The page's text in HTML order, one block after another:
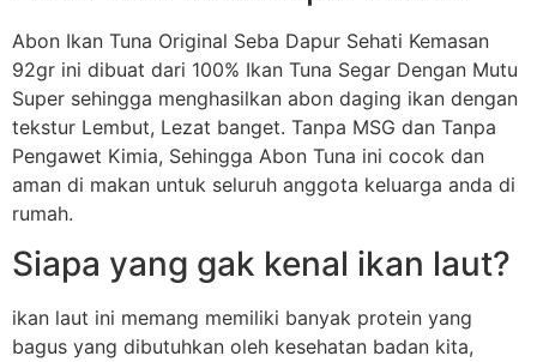
Abon Ikan Tuna Original Seba Dapur Sehati Kemasan
92gr ini dibuat dari 100% Ikan Tuna Segar Dengan Mutu
Super sehingga menghasilkan abon daging ikan dengan
tekstur Lembut, Lezat banget. Tanpa MSG dan Tanpa
Pengawet Kimia, Sehingga Abon Tuna ini cocok dan
aman di makan untuk seluruh anggota keluarga anda di
rumah.
Siapa yang gak kenal ikan laut?
ikan laut ini memang memiliki banyak protein yang
bagus yang dibutuhkan oleh kesehatan badan kita,